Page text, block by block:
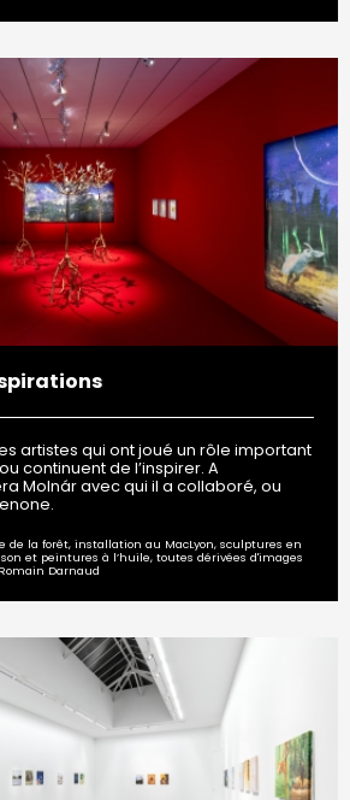
artistes qui ont joué un rôle important
continuent de l’inspirer. A
Molnár avec qui il a collaboré, ou
de la forêt, installation au MacLyon, sculptures en
et peintures à l’huile, toutes dérivées d'images
Darnaud